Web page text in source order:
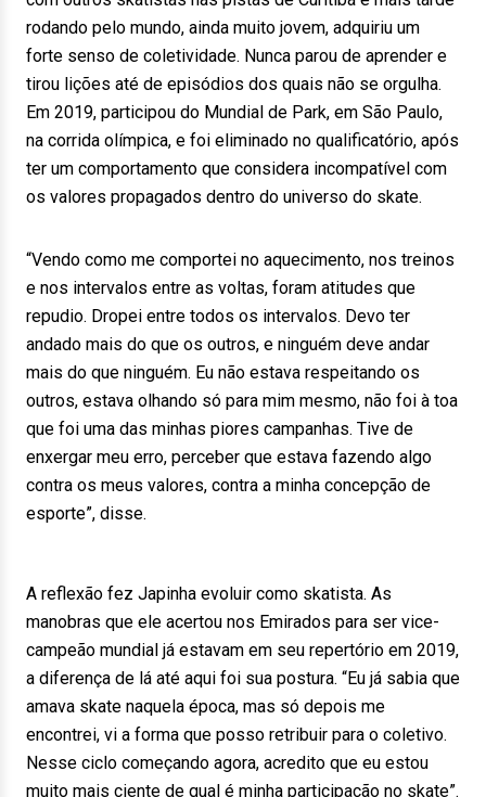
rodando pelo mundo, ainda muito jovem, adquiriu um
forte senso de coletividade. Nunca parou de aprender e
tirou lições até de episódios dos quais não se orgulha.
Em 2019, participou do Mundial de Park, em São Paulo,
na corrida olímpica, e foi eliminado no qualificatório, após
ter um comportamento que considera incompatível com
os valores propagados dentro do universo do skate.
“Vendo como me comportei no aquecimento, nos treinos
e nos intervalos entre as voltas, foram atitudes que
repudio. Dropei entre todos os intervalos. Devo ter
andado mais do que os outros, e ninguém deve andar
mais do que ninguém. Eu não estava respeitando os
outros, estava olhando só para mim mesmo, não foi à toa
que foi uma das minhas piores campanhas. Tive de
enxergar meu erro, perceber que estava fazendo algo
contra os meus valores, contra a minha concepção de
esporte”, disse.
A reflexão fez Japinha evoluir como skatista. As
manobras que ele acertou nos Emirados para ser vice-
campeão mundial já estavam em seu repertório em 2019,
a diferença de lá até aqui foi sua postura. “Eu já sabia que
amava skate naquela época, mas só depois me
encontrei, vi a forma que posso retribuir para o coletivo.
Nesse ciclo começando agora, acredito que eu estou
muito mais ciente de qual é minha participação no skate”.